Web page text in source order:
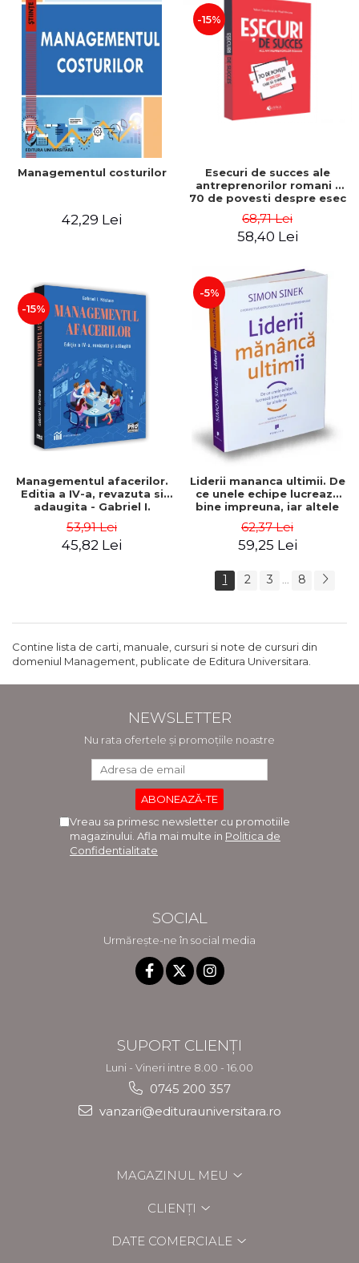
Managementul costurilor
42,29 Lei
-15%
Esecuri de succes ale
antreprenorilor romani -
70 de povesti despre esec
68,71 Lei
58,40 Lei
-15%
Managementul afacerilor.
Editia a IV-a, revazuta si
adaugita - Gabriel I.
53,91 Lei
45,82 Lei
-5%
Liderii mananca ultimii. De
ce unele echipe lucreaza
bine impreuna, iar altele
Sinek
62,37 Lei
59,25 Lei
1 2 3 ... 8
Contine lista de carti, manuale, cursuri si note de cursuri din
domeniul Management, publicate de Editura Universitara.
NEWSLETTER
Nu rata ofertele și promoțiile noastre
Vreau sa primesc newsletter cu promotiile
magazinului. Afla mai multe in Politica de
Confidentialitate
SOCIAL
Urmărește-ne în social media
SUPORT CLIENȚI
Luni - Vineri intre 8.00 - 16.00
0745 200 357
vanzari@editurauniversitara.ro
MAGAZINUL MEU
CLIENȚI
DATE COMERCIALE